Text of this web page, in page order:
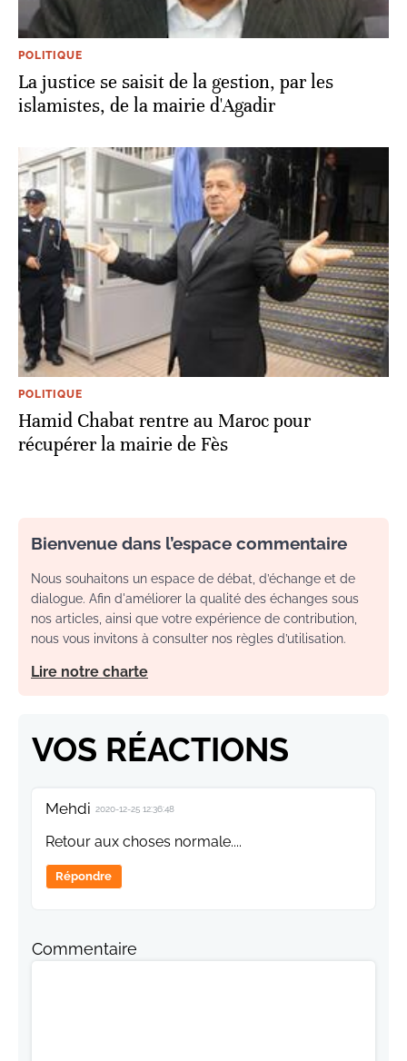
POLITIQUE
La justice se saisit de la gestion, par les
islamistes, de la mairie d'Agadir
POLITIQUE
Hamid Chabat rentre au Maroc pour
récupérer la mairie de Fès
Bienvenue dans l’espace commentaire
Nous souhaitons un espace de débat, d’échange et de
dialogue. Afin d'améliorer la qualité des échanges sous
nos articles, ainsi que votre expérience de contribution,
nous vous invitons à consulter nos règles d’utilisation.
Lire notre charte
VOS RÉACTIONS
Mehdi 2020-12-25 12:36:48
Retour aux choses normale....
Répondre
Commentaire